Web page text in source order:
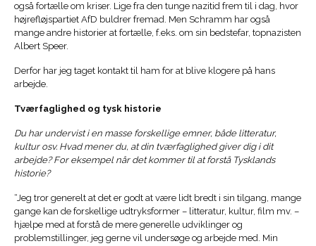
også fortælle om kriser. Lige fra den tunge nazitid frem til i dag, hvor
højrefløjspartiet AfD buldrer fremad. Men Schramm har også
mange andre historier at fortælle, f.eks. om sin bedstefar, topnazisten
Albert Speer.
Derfor har jeg taget kontakt til ham for at blive klogere på hans
arbejde.
Tværfaglighed og tysk historie
Du har undervist i en masse forskellige emner, både litteratur,
kultur osv. Hvad mener du, at din tværfaglighed giver dig i dit
arbejde? For eksempel når det kommer til at forstå Tysklands
historie?
“Jeg tror generelt at det er godt at være lidt bredt i sin tilgang, mange
gange kan de forskellige udtryksformer – litteratur, kultur, film mv. –
hjælpe med at forstå de mere generelle udviklinger og
problemstillinger, jeg gerne vil undersøge og arbejde med. Min